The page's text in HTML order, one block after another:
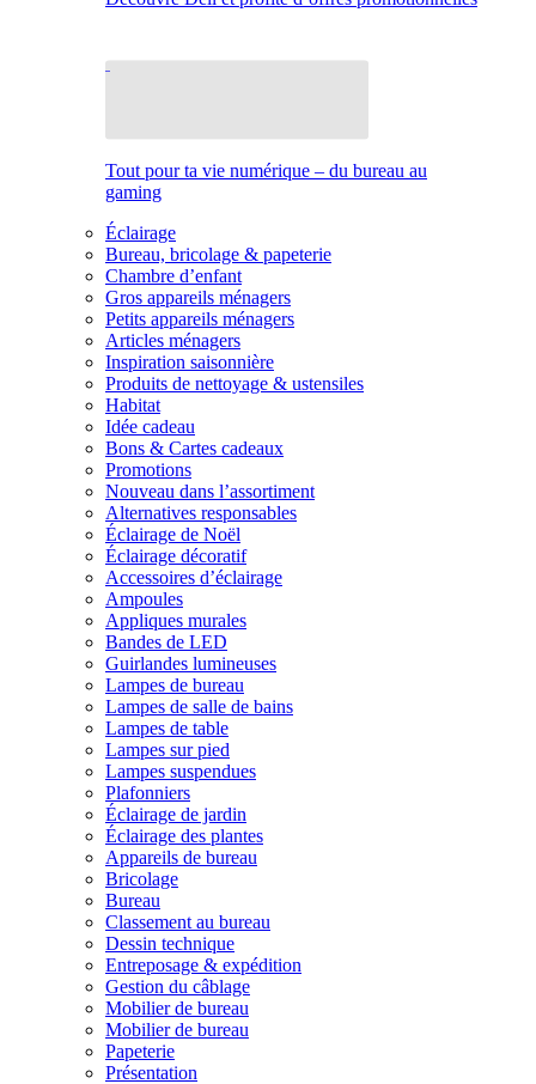
Tout pour ta vie numérique – du bureau au
gaming
Éclairage
Bureau, bricolage & papeterie
Chambre d’enfant
Gros appareils ménagers
Petits appareils ménagers
Articles ménagers
Inspiration saisonnière
Produits de nettoyage & ustensiles
Habitat
Idée cadeau
Bons & Cartes cadeaux
Promotions
Nouveau dans l’assortiment
Alternatives responsables
Éclairage de Noël
Éclairage décoratif
Accessoires d’éclairage
Ampoules
Appliques murales
Bandes de LED
Guirlandes lumineuses
Lampes de bureau
Lampes de salle de bains
Lampes de table
Lampes sur pied
Lampes suspendues
Plafonniers
Éclairage de jardin
Éclairage des plantes
Appareils de bureau
Bricolage
Bureau
Classement au bureau
Dessin technique
Entreposage & expédition
Gestion du câblage
Mobilier de bureau
Mobilier de bureau
Papeterie
Présentation